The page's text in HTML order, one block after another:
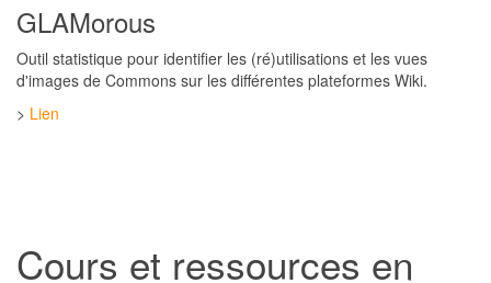
GLAMorous
Outil statistique pour identifier les (ré)utilisations et les vues
d'images de Commons sur les différentes plateformes Wiki.
> Lien
Cours et ressources en